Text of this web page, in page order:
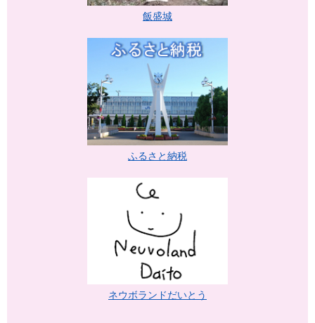
飯盛城
ふるさと納税
ネウボランドだいとう